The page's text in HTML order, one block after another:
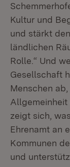
Kultur und
und stärkt
ländlichen
Rolle.“ Und
Gesellschaft
Menschen
Allgemeinheit
zeigt sich,
Ehrenamt an
Kommunen
und